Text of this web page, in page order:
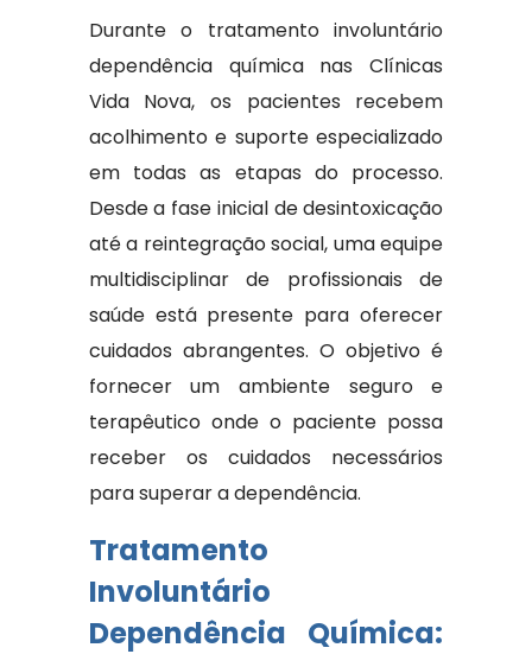
Durante o tratamento involuntário
dependência química nas Clínicas
Vida Nova, os pacientes recebem
acolhimento e suporte especializado
em todas as etapas do processo.
Desde a fase inicial de desintoxicação
até a reintegração social, uma equipe
multidisciplinar de profissionais de
saúde está presente para oferecer
cuidados abrangentes. O objetivo é
fornecer um ambiente seguro e
terapêutico onde o paciente possa
receber os cuidados necessários
para superar a dependência.
Tratamento
Involuntário
Dependência Química: